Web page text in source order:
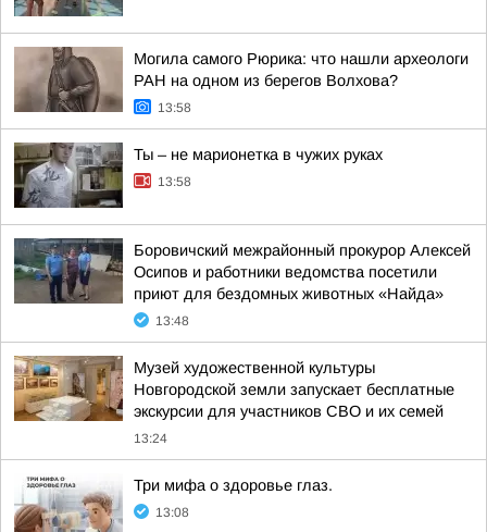
Могила самого Рюрика: что нашли археологи
РАН на одном из берегов Волхова?
13:58
Ты – не марионетка в чужих руках
13:58
Боровичский межрайонный прокурор Алексей
Осипов и работники ведомства посетили
приют для бездомных животных «Найда»
13:48
Музей художественной культуры
Новгородской земли запускает бесплатные
экскурсии для участников СВО и их семей
13:24
Три мифа о здоровье глаз.
13:08